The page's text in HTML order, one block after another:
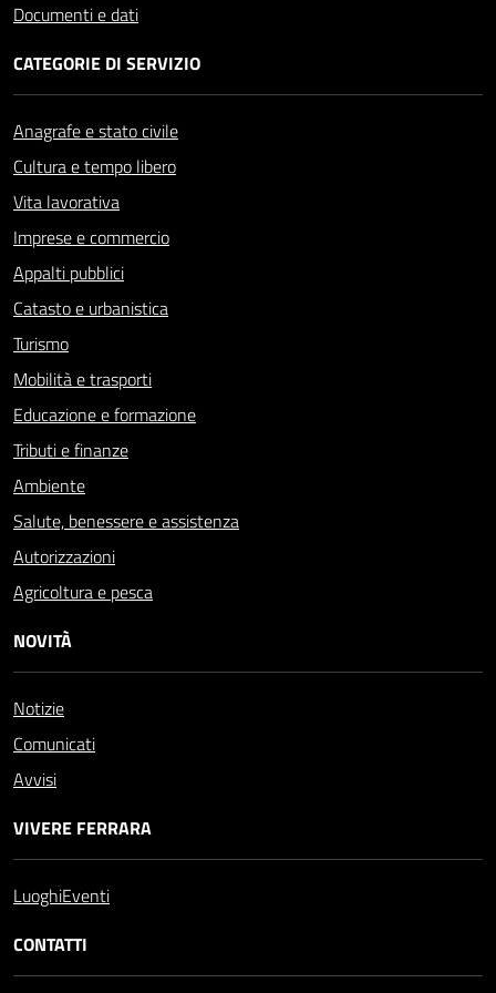
Documenti e dati
CATEGORIE DI SERVIZIO
Anagrafe e stato civile
Cultura e tempo libero
Vita lavorativa
Imprese e commercio
Appalti pubblici
Catasto e urbanistica
Turismo
Mobilità e trasporti
Educazione e formazione
Tributi e finanze
Ambiente
Salute, benessere e assistenza
Autorizzazioni
Agricoltura e pesca
NOVITÀ
Notizie
Comunicati
Avvisi
VIVERE FERRARA
LuoghiEventi
CONTATTI